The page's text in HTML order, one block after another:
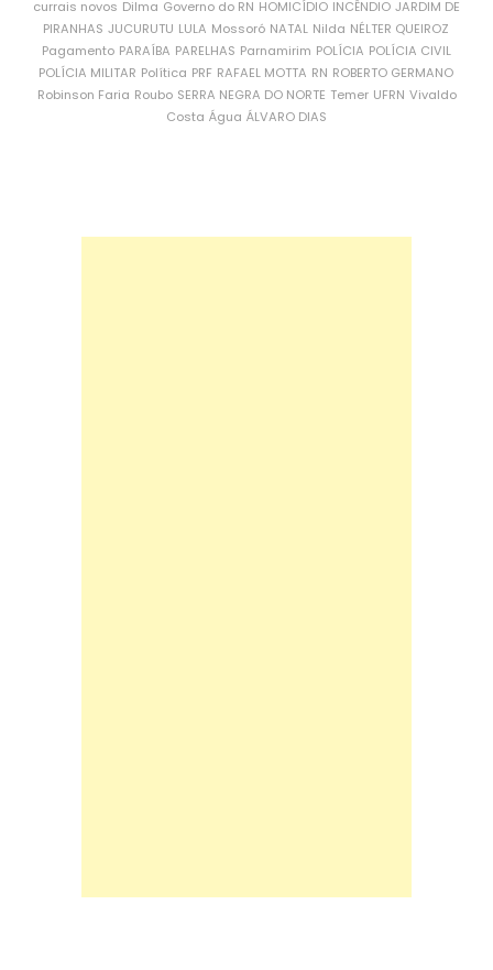
currais novos Dilma Governo do RN HOMICÍDIO INCÊNDIO JARDIM DE
PIRANHAS JUCURUTU LULA Mossoró NATAL Nilda NÉLTER QUEIROZ
Pagamento PARAÍBA PARELHAS Parnamirim POLÍCIA POLÍCIA CIVIL
POLÍCIA MILITAR Política PRF RAFAEL MOTTA RN ROBERTO GERMANO
Robinson Faria Roubo SERRA NEGRA DO NORTE Temer UFRN Vivaldo
Costa Água ÁLVARO DIAS